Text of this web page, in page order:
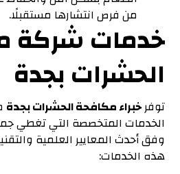
من فرص انتشارها مستقبلًا.
خدمات شركة
الحشرات بجدة
توفرخبراء مكافحة الحشرات بجدة
الخدمات المتخصصة التي تغطي
وفق أحدث المعايير العلمية
هذه الخدمات: